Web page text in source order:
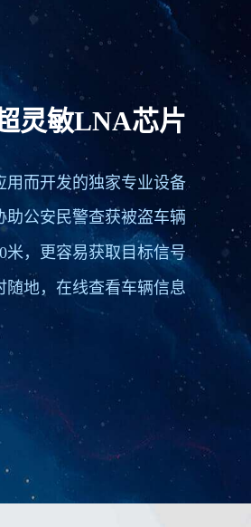
灵敏LNA芯片
用而开发的独家专业设备
助公安民警查获被盗车辆
米，更容易获取目标信号
随地，在线查看车辆信息